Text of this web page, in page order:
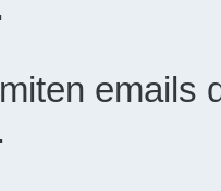
emails